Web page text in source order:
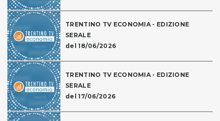
TRENTINO TV ECONOMIA - EDIZIONE
SERALE
del 18/06/2026
TRENTINO TV ECONOMIA - EDIZIONE
SERALE
del 17/06/2026